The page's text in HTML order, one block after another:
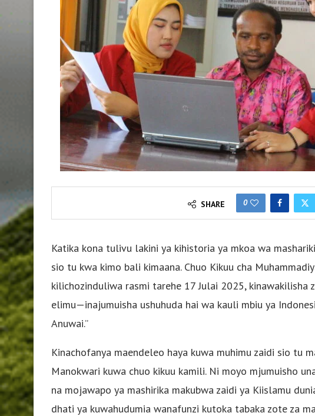
SHARE 0
Katika kona tulivu lakini ya kihistoria ya mkoa wa
sio tu kwa kimo bali kimaana. Chuo Kikuu cha
kilichozinduliwa rasmi tarehe 17 Julai 2025, kinawakilisha
elimu—inajumuisha ushuhuda hai wa kauli mbiu ya
Anuwai.”
Kinachofanya maendeleo haya kuwa muhimu zaidi sio tu
Manokwari kuwa chuo kikuu kamili. Ni moyo mjumuisho
na mojawapo ya mashirika makubwa zaidi ya Kiislamu
dhati ya kuwahudumia wanafunzi kutoka tabaka zote za